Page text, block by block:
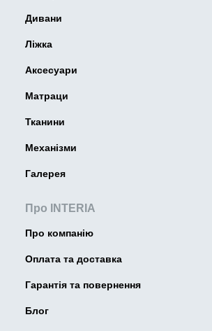
Дивани
Ліжка
Аксесуари
Матраци
Тканини
Механізми
Галерея
Про INTERIA
Про компанію
Оплата та доставка
Гарантія та повернення
Блог